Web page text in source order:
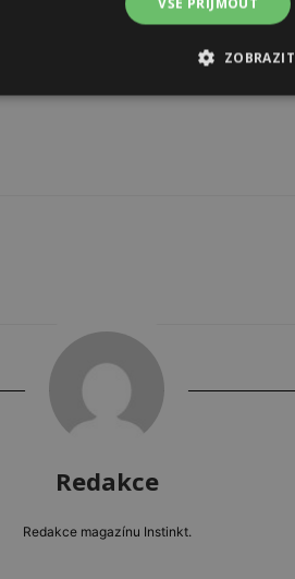
Redakce
Redakce magazínu Instinkt.